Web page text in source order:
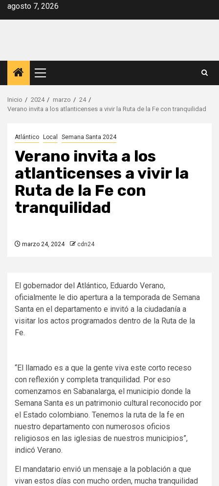
Saltar
agosto 7, 2026
Menú
principal
Inicio 2024 marzo
24
Verano invita a los atlanticenses a vivir la Ruta de la Fe con tranquilidad
Atlántico Local Semana Santa 2024
Verano invita a los
atlanticenses a vivir la
Ruta de la Fe con
tranquilidad
marzo 24, 2024 cdn24
El gobernador del Atlántico, Eduardo Verano,
oficialmente le dio apertura a la temporada de Semana
Santa en el departamento e invitó a la ciudadanía a
visitar los actos programados dentro de la Ruta de la
Fe.
“El llamado es a que la gente viva este corto receso
con reflexión y completa tranquilidad. Por eso
comenzamos en Sabanalarga, el municipio donde la
Semana Santa es un patrimonio cultural reconocido por
el Estado colombiano. Tenemos la ruta de la fe en
nuestro departamento con numerosos oficios
religiosos en las iglesias de nuestros municipios”,
indicó Verano.
El mandatario envió un mensaje a la población a que
vivan estos días con mucho orden, mucha tranquilidad